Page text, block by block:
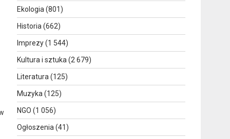
Ekologia (801)
Historia (662)
Imprezy(1 544)
Kultura i sztuka (2 679)
Literatura (125)
Muzyka (125)
NGO (1 056)
Ogłoszenia (41)